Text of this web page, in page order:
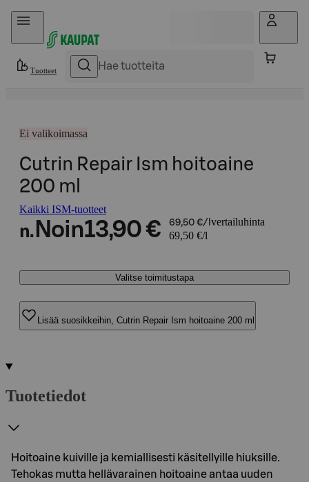
Hyppää sisältöön
Tuotteet
Ei valikoimassa
Cutrin Repair Ism hoitoaine
200 ml
Kaikki ISM-tuotteet
n. Noin13,90 € 69,50 €/l vertailuhinta
69,50 €/l
Valitse toimitustapa
Lisää suosikkeihin, Cutrin Repair Ism hoitoaine 200 ml
Tuotetiedot
Hoitoaine kuiville ja kemiallisesti käsitellyille hiuksille.
Tehokas mutta hellävarainen hoitoaine antaa uuden